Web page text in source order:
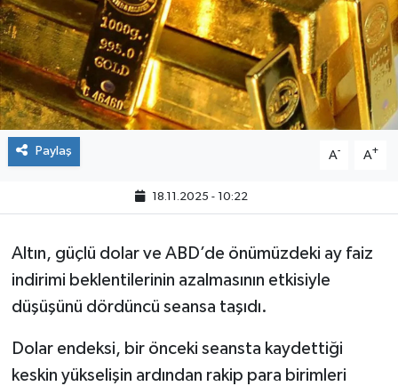
Paylaş A- A+
18.11.2025 - 10:22
Altın, güçlü dolar ve ABD’de önümüzdeki ay faiz
indirimi beklentilerinin azalmasının etkisiyle
düşüşünü dördüncü seansa taşıdı.
Dolar endeksi, bir önceki seansta kaydettiği
keskin yükselişin ardından rakip para birimleri